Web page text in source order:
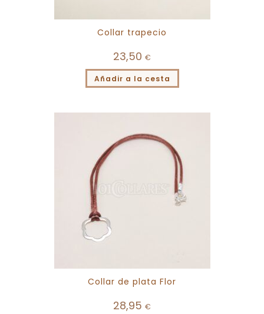
Collar trapecio
23,50 €
Añadir a la cesta
Collar de plata Flor
28,95 €